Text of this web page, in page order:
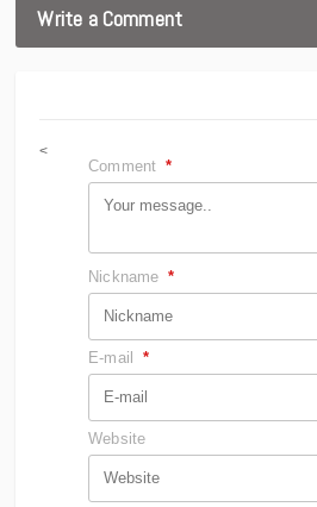
Write a Comment
<
Comment *
Nickname *
E-mail *
Website